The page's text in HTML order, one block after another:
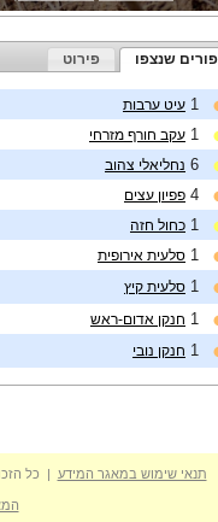
שנצפו פירוט
1 עיט ערבות
1 עקב חורף מזרחי
6 נחליאלי צהוב
4 פפיון עצים
1 כחול חזה
1 סלעית אירופית
1 סלעית קיץ
1 חנקן אדום-ראש
1 חנקן נובי
תנאי שימוש במאגר המידע | כל